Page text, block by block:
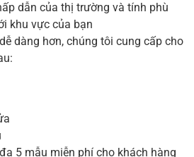
dẫn của thị trường và tính phù
khu vực của bạn
dàng hơn, chúng tôi cung cấp cho
5 mẫu miễn phí cho khách hàng